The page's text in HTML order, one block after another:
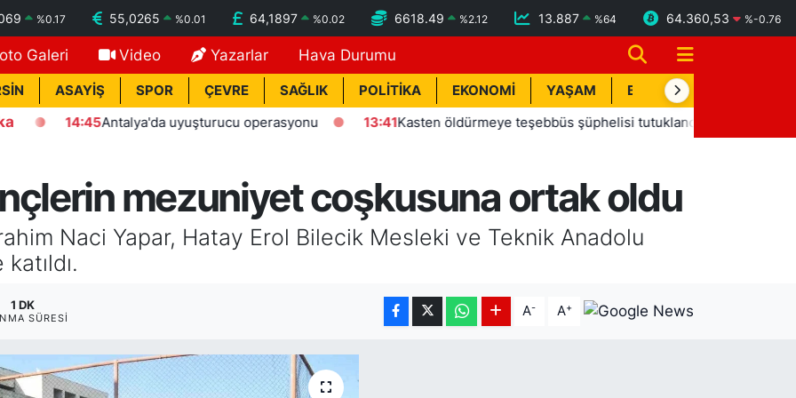
%0.17 55,0265 %0.01 64,1897 %0.02 6618.49 %2.12 13.887 %64 64.360,53 %-0.76
Galeri Video Yazarlar Hava Durumu
ASAYİŞ SPOR ÇEVRE SAĞLIK POLİTİKA EKONOMİ YAŞAM BİK İLAN
14:45 Antalya'da uyuşturucu operasyonu 13:41 Kasten öldürmeye teşebbüs şüphelisi tutuklandı
mezuniyet coşkusuna ortak oldu
Naci Yapar, Hatay Erol Bilecik Mesleki ve Teknik Anadolu
1 DK
SÜRESI A- A+